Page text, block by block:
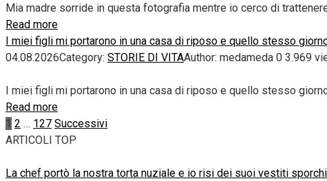
Mia madre sorride in questa fotografia mentre io cerco di
Read more
I miei figli mi portarono in una casa di riposo e quello stesso
04.08.2026Category: STORIE DI VITAAuthor: medameda 0 3.969
I miei figli mi portarono in una casa di riposo e quello stesso
Read more
Paginazione
degli
1 2 … 127 Successivi
ARTICOLI TOP
La chef portò la nostra torta nuziale e io risi dei suoi vestiti